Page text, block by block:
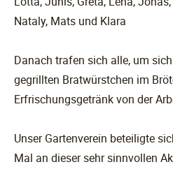
Nataly, Mats und Klara
Danach trafen sich alle, um
gegrillten Bratwürstchen im
Erfrischungsgetränk von der
Unser Gartenverein beteiligte
Mal an dieser sehr sinnvollen